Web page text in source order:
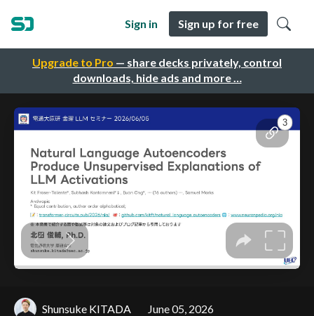
Upgrade to Pro — share decks privately, control
downloads, hide ads and more …
Sign in Sign up for free
Shunsuke KITADA June 05, 2026